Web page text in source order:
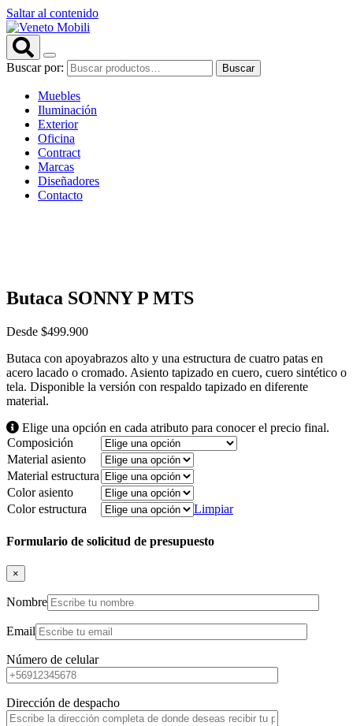
Saltar al contenido
Buscar por: Buscar
Muebles
Iluminación
Exterior
Oficina
Contract
Marcas
Diseñadores
Contacto
Butaca SONNY P MTS
Desde $499.900
Butaca con apoyabrazos alto y una estructura de cuatro patas en
acero lacado o cromado. Asiento tapizado en cuero, cuero sintético o
tela. Disponible la versión con respaldo tapizado en diferente
material.
Elige una opción en cada atributo para conocer el precio final.
Composición
Material asiento
Material estructura
Color asiento
Color estructura
Limpiar
Formulario de solicitud de presupuesto
×
Nombre
Email
Número de celular
Dirección de despacho